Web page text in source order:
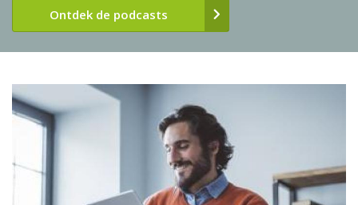
Ontdek de podcasts